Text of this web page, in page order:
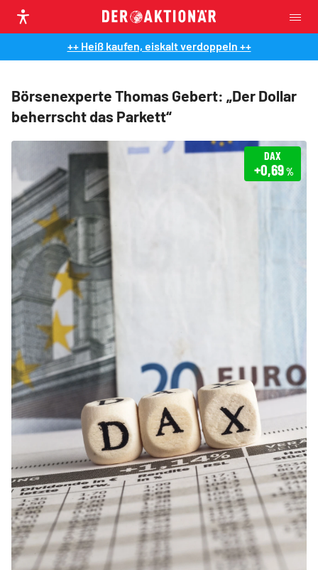
++ Heiß kaufen, eiskalt verdoppeln ++
Börsenexperte Thomas Gebert: „Der Dollar
beherrscht das Parkett“
DAX
+0,69%